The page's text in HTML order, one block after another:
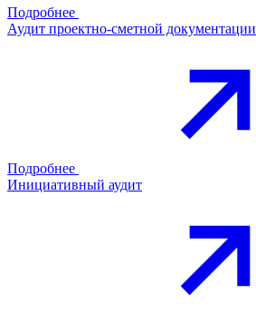
Подробнее
Аудит проектно-сметной документации
Подробнее
Инициативный аудит